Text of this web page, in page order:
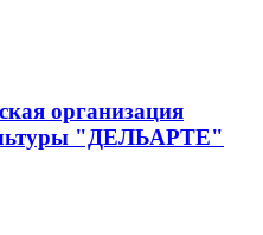
организация
"ДЕЛЬАРТЕ"